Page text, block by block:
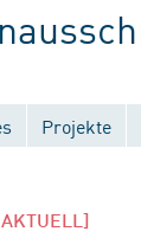
Projekte